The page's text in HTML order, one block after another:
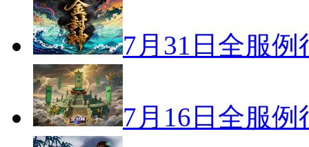
7月31日全服
7月16日全服